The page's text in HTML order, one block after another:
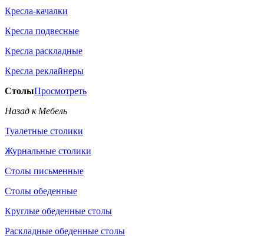
Кресла-качалки
Кресла подвесные
Кресла раскладные
Кресла реклайнеры
СтолыПросмотреть
Назад к Мебель
Туалетные столики
Журнальные столики
Столы письменные
Столы обеденные
Круглые обеденные столы
Раскладные обеденные столы